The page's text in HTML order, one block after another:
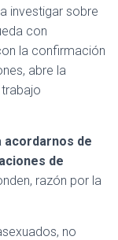
investigar sobre
con
la confirmación
abre la
acordarnos de
de
razón por la
no